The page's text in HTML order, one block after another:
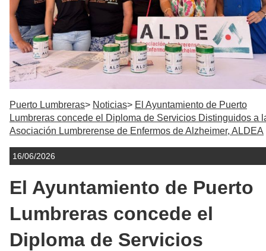
Puerto Lumbreras Noticias
El Ayuntamiento de Puerto
Lumbreras concede el Diploma de Servicios Distinguidos a
Asociación Lumbrerense de Enfermos de Alzheimer, ALDEA
16/06/2026
El Ayuntamiento de Puerto
Lumbreras concede el
Diploma de Servicios